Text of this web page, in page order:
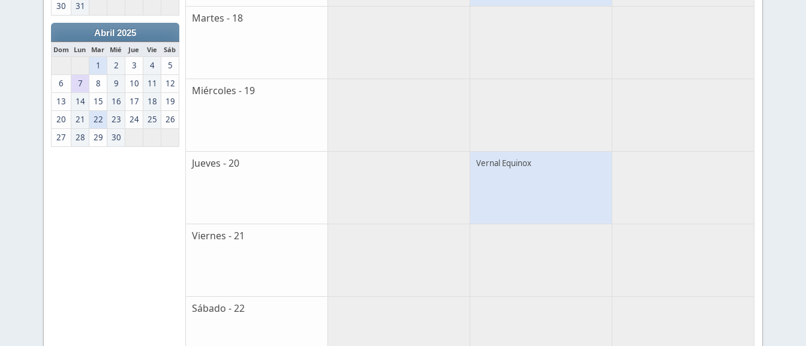
30
31
Abril 2025
Dom Lun Mar Mié Jue Vie Sáb
1 2 3 4
5
6
7 8 9 10 11
12
13
14 15 16 17 18
19
20
21 22 23 24 25
26
27
28 29 30
Martes - 18
Miércoles - 19
Jueves - 20 Vernal Equinox
Viernes - 21
Sábado - 22